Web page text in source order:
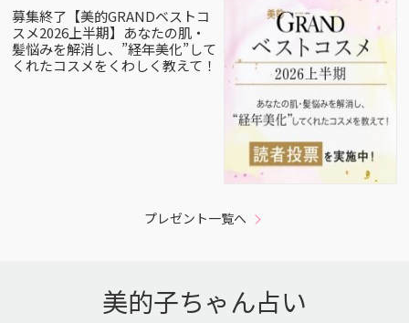
募集終了【美的GRANDベストコ
スメ2026上半期】あなたの肌・
髪悩みを解消し、”経年美化”して
くれたコスメをくわしく教えて！
プレゼント一覧へ
美的子ちゃん占い